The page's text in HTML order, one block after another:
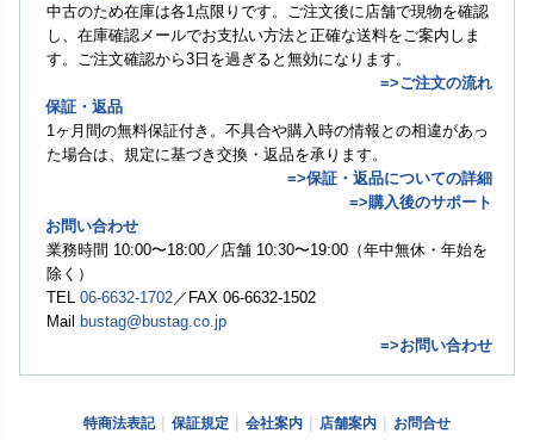
中古のため在庫は各1点限りです。ご注文後に店舗で現物を確認
し、在庫確認メールでお支払い方法と正確な送料をご案内しま
す。ご注文確認から3日を過ぎると無効になります。
=>ご注文の流れ
保証・返品
1ヶ月間の無料保証付き。不具合や購入時の情報との相違があっ
た場合は、規定に基づき交換・返品を承ります。
=>保証・返品についての詳細
=>購入後のサポート
お問い合わせ
業務時間 10:00〜18:00／店舗 10:30〜19:00（年中無休・年始を
除く）
TEL 06-6632-1702 ／FAX 06-6632-1502
Mail bustag@bustag.co.jp
=>お問い合わせ
特商法表記 保証規定 会社案内 店舗案内 お問合せ